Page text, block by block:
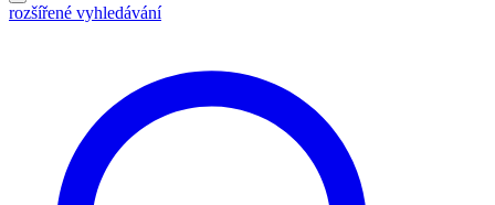
rozšířené vyhledávání